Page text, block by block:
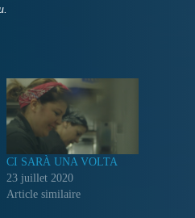
CI SARÀ UNA VOLTA
23 juillet 2020
Article similaire